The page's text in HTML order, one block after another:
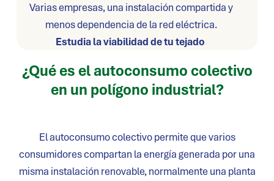
Varias empresas, una instalación compartida y
menos dependencia de la red eléctrica.
Estudia la viabilidad de tu tejado
¿Qué es el autoconsumo colectivo
en un polígono industrial?
El autoconsumo colectivo permite que varios
consumidores compartan la energía generada por una
misma instalación renovable, normalmente una planta